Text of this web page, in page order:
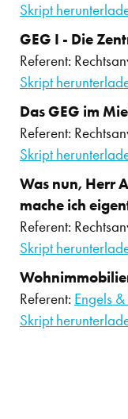
Skript
GEG I - Die
Referent:
Skript
Das GEG im
Referent:
Skript
Was nun, Herr
mache ich
Referent:
Skript
Referent: Engels
Skript